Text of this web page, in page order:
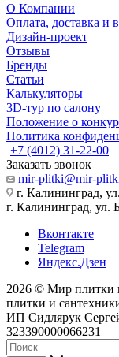
О Компании
Оплата, доставка и
Дизайн-проект
Отзывы
Бренды
Статьи
Калькуляторы
3D-тур по салону
Положение о
Политика
+7 (4012) 31-22-00
Заказать звонок
mir-plitki@mir-
г. Калининград,
г. Калининград, ул.
Вконтакте
Telegram
Яндекс.Дзен
2026 © Мир плитки
плитки и
ИП Сидлярук
323390000066231